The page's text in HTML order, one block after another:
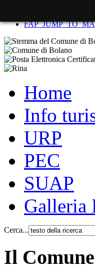
Home
Info
URP
PEC
SUAP
Galleria
Cerca...
Il Comune